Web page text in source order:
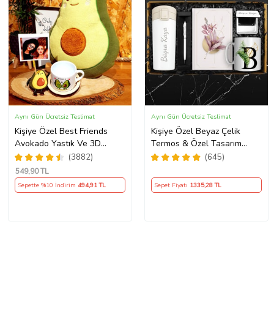
Kişiye Özel Best Friends
Avokado Yastık Ve 3D
Avakado Kupa Arkadaşa
Hediye
(3882)
Aynı Gün Ücretsiz Teslimat
549,90 TL
Sepette %10 İndirim 494,91 TL
Kişiye Özel Beyaz Çelik
Termos & Özel Tasarım
Defter & Touch Pen Kalem
Kişiye Özel Kupa Hediye
Seti
(645)
Aynı Gün Ücretsiz Teslimat
Sepet Fiyatı 1335,28 TL